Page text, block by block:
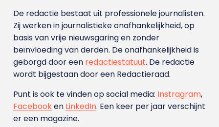
De redactie bestaat uit professionele journalisten.
Zij werken in journalistieke onafhankelijkheid, op
basis van vrije nieuwsgaring en zonder
beïnvloeding van derden. De onafhankelijkheid is
geborgd door een redactiestatuut. De redactie
wordt bijgestaan door een Redactieraad.
Punt is ook te vinden op social media: Instragram,
Facebooken LinkedIn. Een keer per jaar verschijnt
er een magazine.